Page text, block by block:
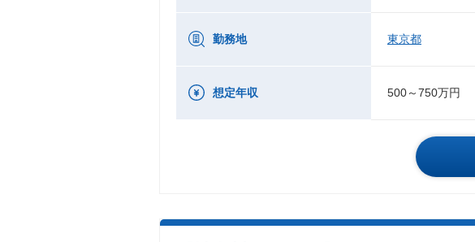
勤務地 東京都
想定年収 500～750万円